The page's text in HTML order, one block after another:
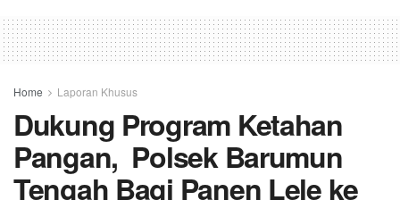
Home Laporan Khusus
Dukung Program Ketahan
Pangan, Polsek Barumun
Tengah Bagi Panen Lele ke